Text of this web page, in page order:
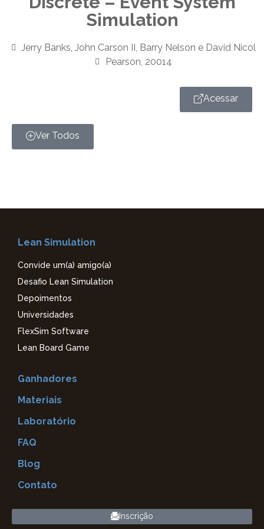
Simulation
Jerry Banks, John Carson II, Barry Nelson e David Nicol
Pearson, 20014
Acessar
Ver Todos
Lean Simulation
Convide um(a) amigo(a)
Desafio Lean Simulation
Depoimentos
Universidades
FlexSim Software
Lean Board Game
Ganhadores
Materiais
Laboratório
FAQ
Blog
Contato
Inscrição